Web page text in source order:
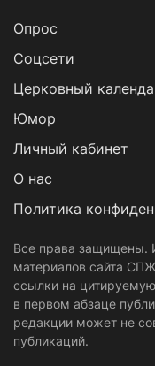
Опрос
Cоцсети
Церковный
Юмор
Личный кабинет
О нас
Политика
Все права защищены.
материалов сайта
ссылки на
в первом абзаце
редакции может не
публикаций.